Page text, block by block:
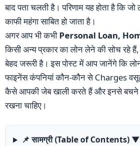
बाद पता चलती है। परिणाम यह होता है कि जो
काफी महंगा साबित हो जाता है।
अगर आप भी कभी Personal Loan,
किसी अन्य प्रकार का लोन लेने की सोच रहे
बेहद जरूरी है। इस पोस्ट में आप जानेंगे कि
फाइनेंस कंपनियां कौन-कौन से Charges
कैसे आपकी जेब खाली करते हैं और इनसे बचने के
रखना चाहिए।
📌 सामग्री (Table of Contents) ▼